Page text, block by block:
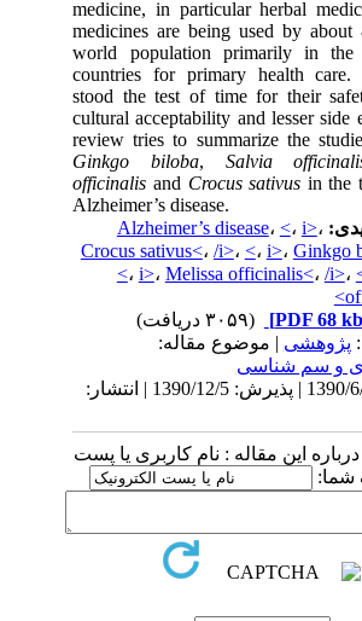
medicine, in particular herbal
medicines are being used by
world population primarily in
countries for primary health
stood the test of time for their
cultural acceptability and lesser
review tries to summarize the
Ginkgo biloba,Salvia
officinalisandCrocus sativusin
Alzheimer’s disease.
Alzheimer’s disease ،<،i>،
Crocus sativus<، /i> ،<،i>،
<،i>،Melissa officinalis<،
(۳۰۵۹ دریافت)
| موضوع مقاله:
و سم شناسی
دریافت: 1390/6/16 | پذیرش: 1390/12/5 | انتشار:
این مقاله : نام کاربری یا پست